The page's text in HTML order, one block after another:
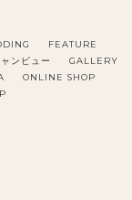
FEATURE
ンビュー
GALLERY
ONLINE SHOP